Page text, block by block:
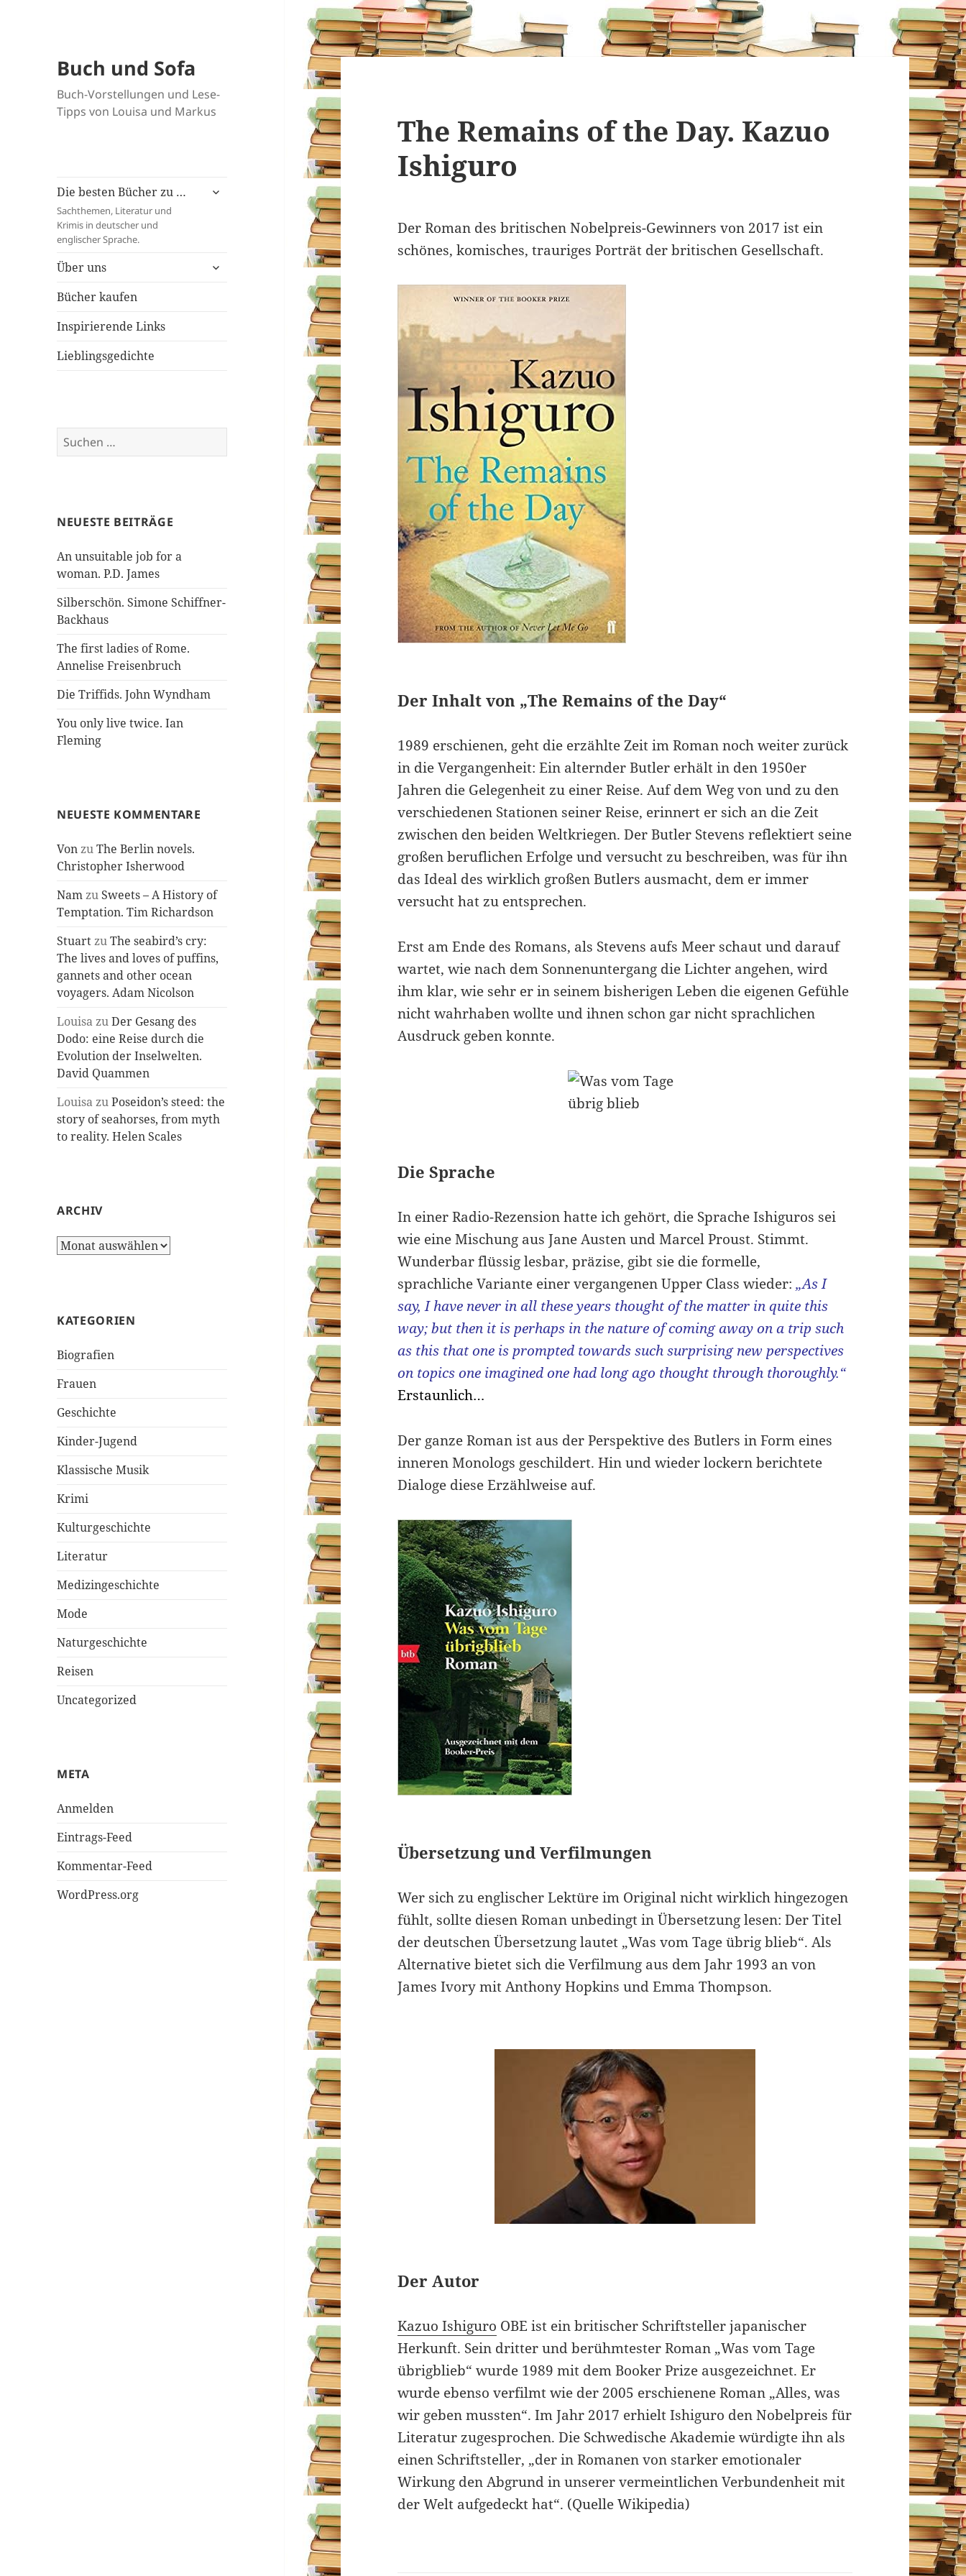
Buch und Sofa
Buch-Vorstellungen und Lese-
Tipps von Louisa und Markus
Die besten Bücher zu …
Sachthemen, Literatur und
Krimis in deutscher und
englischer Sprache.
untermenü
Über uns
untermenü
Bücher kaufen
Inspirierende Links
Lieblingsgedichte
Suchen
nach:
NEUESTE BEITRÄGE
An unsuitable job for a
woman. P.D. James
Silberschön. Simone Schiffner-
Backhaus
The first ladies of Rome.
Annelise Freisenbruch
Die Triffids. John Wyndham
You only live twice. Ian
Fleming
NEUESTE KOMMENTARE
VonzuThe Berlin novels.
Christopher Isherwood
Namzu Sweets – A History of
Temptation. Tim Richardson
StuartzuThe seabird’s cry:
The lives and loves of puffins,
gannets and other ocean
voyagers. Adam Nicolson
LouisazuDer Gesang des
Dodo: eine Reise durch die
Evolution der Inselwelten.
David Quammen
LouisazuPoseidon’s steed: the
story of seahorses, from myth
to reality. Helen Scales
ARCHIV
Archiv
KATEGORIEN
Biografien
Frauen
Geschichte
Kinder-Jugend
Klassische Musik
Krimi
Kulturgeschichte
Literatur
Medizingeschichte
Mode
Naturgeschichte
Reisen
Uncategorized
META
Anmelden
Eintrags-Feed
Kommentar-Feed
WordPress.org
The Remains of the Day. Kazuo
Ishiguro
Der Roman des britischen Nobelpreis-Gewinners von 2017 ist ein
schönes, komisches, trauriges Porträt der britischen Gesellschaft.
Der Inhalt von „The Remains of the Day“
1989 erschienen, geht die erzählte Zeit im Roman noch weiter zurück
in die Vergangenheit: Ein alternder Butler erhält in den 1950er
Jahren die Gelegenheit zu einer Reise. Auf dem Weg von und zu den
verschiedenen Stationen seiner Reise, erinnert er sich an die Zeit
zwischen den beiden Weltkriegen. Der Butler Stevens reflektiert seine
großen beruflichen Erfolge und versucht zu beschreiben, was für ihn
das Ideal des wirklich großen Butlers ausmacht, dem er immer
versucht hat zu entsprechen.
Erst am Ende des Romans, als Stevens aufs Meer schaut und darauf
wartet, wie nach dem Sonnenuntergang die Lichter angehen, wird
ihm klar, wie sehr er in seinem bisherigen Leben die eigenen Gefühle
nicht wahrhaben wollte und ihnen schon gar nicht sprachlichen
Ausdruck geben konnte.
Die Sprache
In einer Radio-Rezension hatte ich gehört, die Sprache Ishiguros sei
wie eine Mischung aus Jane Austen und Marcel Proust. Stimmt.
Wunderbar flüssig lesbar, präzise, gibt sie die formelle,
sprachliche Variante einer vergangenen Upper Class wieder:„As I
say, I have never in all these years thought of the matter in quite this
way; but then it is perhaps in the nature of coming away on a trip such
as this that one is prompted towards such surprising new perspectives
on topics one imagined one had long ago thought through thoroughly.“
Erstaunlich…
Der ganze Roman ist aus der Perspektive des Butlers in Form eines
inneren Monologs geschildert. Hin und wieder lockern berichtete
Dialoge diese Erzählweise auf.
Übersetzung und Verfilmungen
Wer sich zu englischer Lektüre im Original nicht wirklich hingezogen
fühlt, sollte diesen Roman unbedingt in Übersetzung lesen: Der Titel
der deutschen Übersetzung lautet „Was vom Tage übrig blieb“. Als
Alternative bietet sich die Verfilmung aus dem Jahr 1993 an von
James Ivory mit Anthony Hopkins und Emma Thompson.
Der Autor
Kazuo Ishiguro OBE ist ein britischer Schriftsteller japanischer
Herkunft. Sein dritter und berühmtester Roman „Was vom Tage
übrigblieb“ wurde 1989 mit dem Booker Prize ausgezeichnet. Er
wurde ebenso verfilmt wie der 2005 erschienene Roman „Alles, was
wir geben mussten“. Im Jahr 2017 erhielt Ishiguro den Nobelpreis für
Literatur zugesprochen. Die Schwedische Akademie würdigte ihn als
einen Schriftsteller, „der in Romanen von starker emotionaler
Wirkung den Abgrund in unserer vermeintlichen Verbundenheit mit
der Welt aufgedeckt hat“. (Quelle Wikipedia)